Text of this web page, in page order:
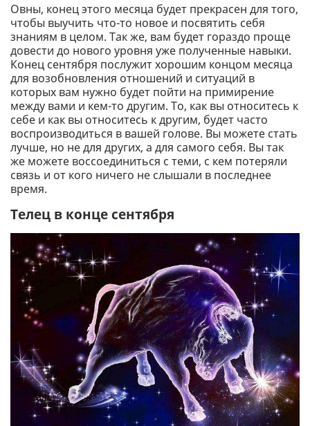
Овны, конец этого месяца будет прекрасен для того,
чтобы выучить что-то новое и посвятить себя
знаниям в целом. Так же, вам будет гораздо проще
довести до нового уровня уже полученные навыки.
Конец сентября послужит хорошим концом месяца
для возобновления отношений и ситуаций в
которых вам нужно будет пойти на примирение
между вами и кем-то другим. То, как вы относитесь к
себе и как вы относитесь к другим, будет часто
воспроизводиться в вашей голове. Вы можете стать
лучше, но не для других, а для самого себя. Вы так
же можете воссоединиться с теми, с кем потеряли
связь и от кого ничего не слышали в последнее
время.
Телец в конце сентября